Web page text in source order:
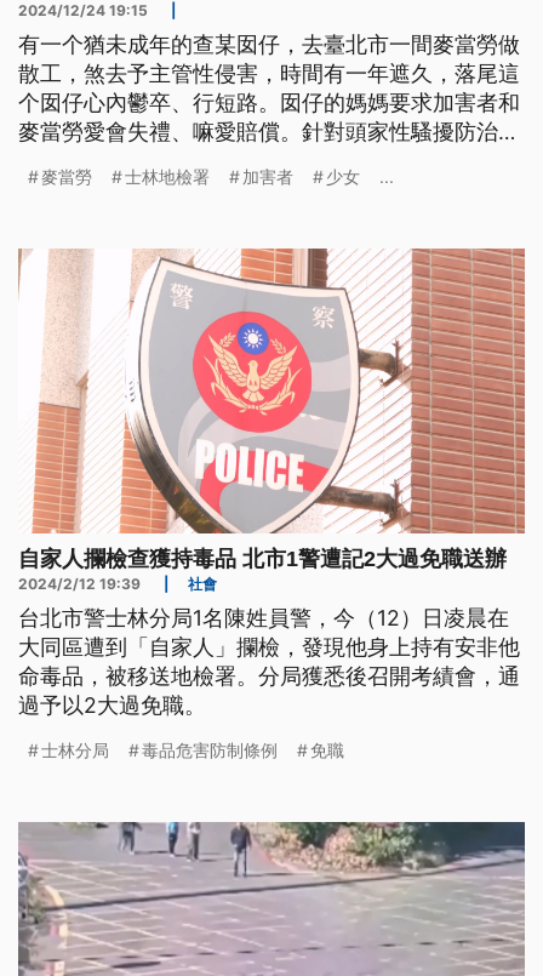
2024/12/24 19:15
有一个猶未成年的查某囡仔，去臺北市一間麥當勞做
散工，煞去予主管性侵害，時間有一年遮久，落尾這
个囡仔心內鬱卒、行短路。囡仔的媽媽要求加害者和
麥當勞愛會失禮、嘛愛賠償。針對頭家性騷擾防治義
新聞標題、前言是臺語文。）
麥當勞 士林地檢署 加害者 少女 ...
自家人攔檢查獲持毒品 北市1警遭記2大過免職送辦
2024/2/12 19:39 社會
台北市警士林分局1名陳姓員警，今（12）日凌晨在
大同區遭到「自家人」攔檢，發現他身上持有安非他
命毒品，被移送地檢署。分局獲悉後召開考績會，通
過予以2大過免職。
士林分局 毒品危害防制條例 免職